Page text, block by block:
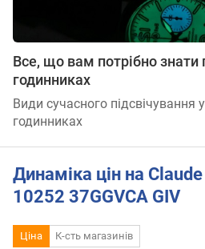
Все, що вам потрібно знати
годинниках
Види сучасного підсвічування
годинниках
Динаміка цін на
10252 37GGVCA GIV
Ціна К-сть магазинів